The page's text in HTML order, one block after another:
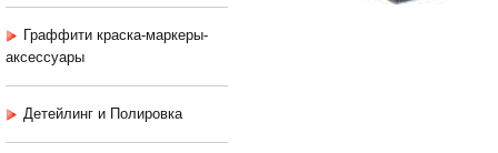
Граффити краска-маркеры-
аксессуары
Детейлинг и Полировка